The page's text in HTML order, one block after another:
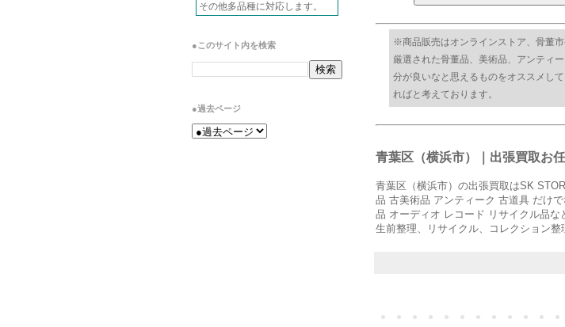
※商品販売はオンラインストア、骨董市
厳選された骨董品、美術品、アンティ
分が良いなと思えるものをオススメし
ればと考えております。
青葉区（横浜市）｜出張買取お
青葉区（横浜市）の出張買取はSK
品 古美術品 アンティーク 古道具 だけ
品 オーディオ レコード リサイクル品な
生前整理、リサイクル、コレクション整
その他多品種に対応します。
●このサイト内を検索
●過去ページ